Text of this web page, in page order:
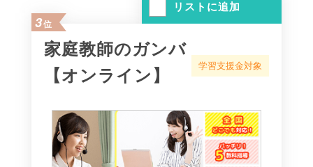
リストに追加
3位
家庭教師のガンバ
【オンライン】
学習支援金対象